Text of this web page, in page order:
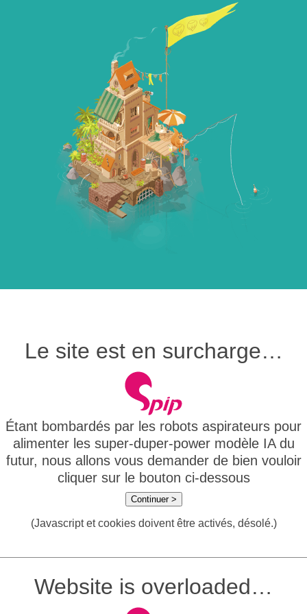
Le site est en surcharge…
Étant bombardés par les robots aspirateurs pour
alimenter les super-duper-power modèle IA du
futur, nous allons vous demander de bien vouloir
cliquer sur le bouton ci-dessous
Continuer >
(Javascript et cookies doivent être activés, désolé.)
Website is overloaded…